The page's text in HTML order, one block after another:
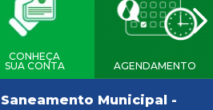
CONHEÇA
SUA CONTA
AGENDAMENTO
Municipal -